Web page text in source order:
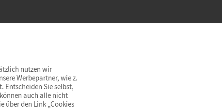
innerhalb Deutschlands
nutzen wir
Werbepartner, wie z.
Entscheiden Sie selbst,
auch alle nicht
über den Link „Cookies